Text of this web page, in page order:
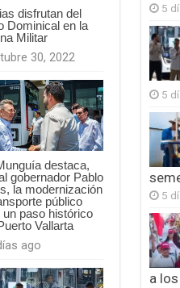
disfrutan del
Dominical en la
Militar
30, 2022
destaca,
gobernador Pablo
la modernización
público
paso histórico
Vallarta
ago
5
5
5
a